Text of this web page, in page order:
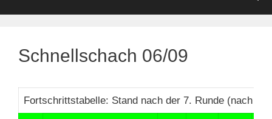
Schnellschach 06/09
Fortschrittstabelle: Stand nach der 7. Runde (nach